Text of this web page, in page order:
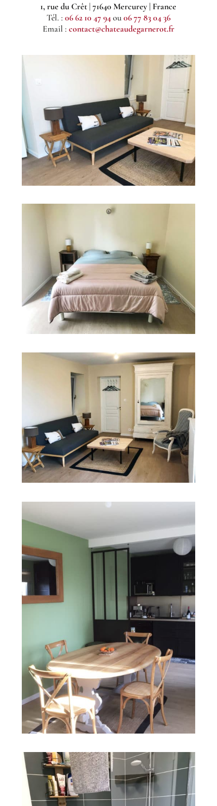
1, rue du Crêt | 71640 Mercurey | France
Tél. : 06 62 10 47 94ou06 77 83 04 36
Email : contact@chateaudegarnerot.fr